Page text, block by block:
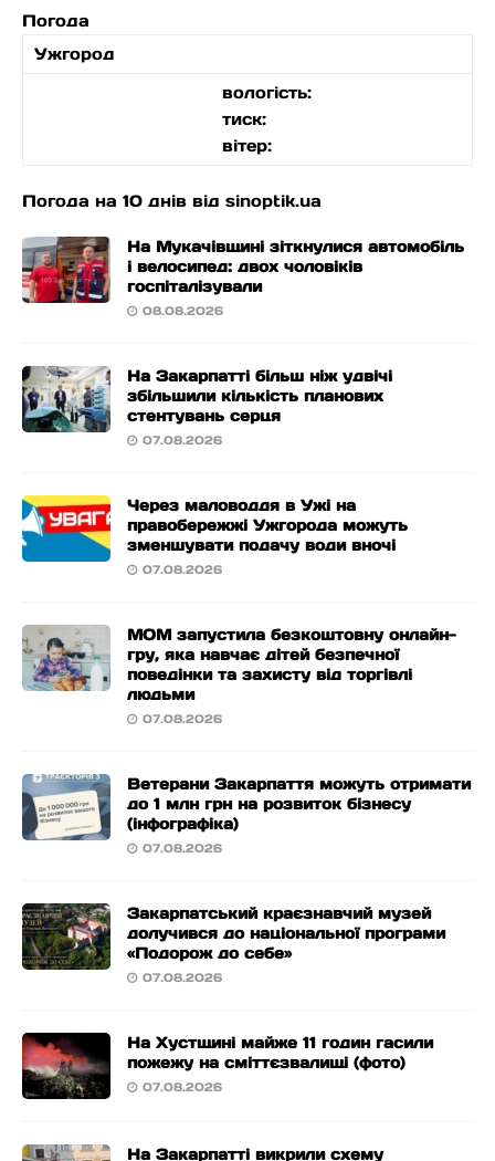
Погода
Ужгород
вологість:
тиск:
вітер:
Погода на 10 днів від sinoptik.ua
На Мукачівщині зіткнулися автомобіль
і велосипед: двох чоловіків
госпіталізували
08.08.2026
На Закарпатті більш ніж удвічі
збільшили кількість планових
стентувань серця
07.08.2026
Через маловоддя в Ужі на
правобережжі Ужгорода можуть
зменшувати подачу води вночі
07.08.2026
МОМ запустила безкоштовну онлайн-
гру, яка навчає дітей безпечної
поведінки та захисту від торгівлі
людьми
07.08.2026
Ветерани Закарпаття можуть отримати
до 1 млн грн на розвиток бізнесу
(інфографіка)
07.08.2026
Закарпатський краєзнавчий музей
долучився до національної програми
«Подорож до себе»
07.08.2026
На Хустщині майже 11 годин гасили
пожежу на сміттєзвалищі (фото)
07.08.2026
На Закарпатті викрили схему